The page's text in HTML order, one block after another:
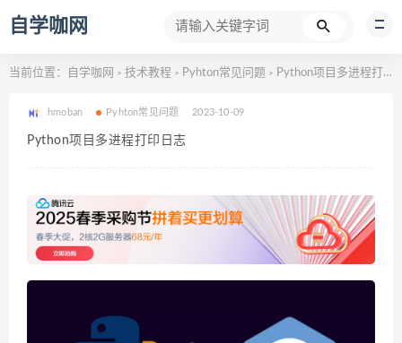
自学咖网
当前位置： 自学咖网 > 技术教程 > Pyhton常见问题 > Python项目多进程打印日志
hmoban Pyhton常见问题 2023-10-09
Python项目多进程打印日志